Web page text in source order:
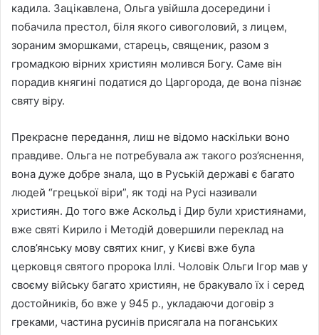
кадила. Зацікавлена, Ольга увійшла досередини і
побачила престол, біля якого сивоголовий, з лицем,
зораним зморшками, старець, священик, разом з
громадкою вірних християн молився Богу. Саме він
порадив княгині податися до Царгорода, де вона пізнає
святу віру.
Прекрасне передання, лиш не відомо наскільки воно
правдиве. Ольга не потребувала аж такого роз’яснення,
вона дуже добре знала, що в Руській державі є багато
людей “грецької віри”, як тоді на Русі називали
християн. До того вже Аскольд і Дир були християнами,
вже святі Кирило і Методій довершили переклад на
слов’янську мову святих книг, у Києві вже була
церковця святого пророка Іллі. Чоловік Ольги Ігор мав у
своєму війську багато християн, не бракувало їх і серед
достойників, бо вже у 945 р., укладаючи договір з
греками, частина русинів присягала на поганських